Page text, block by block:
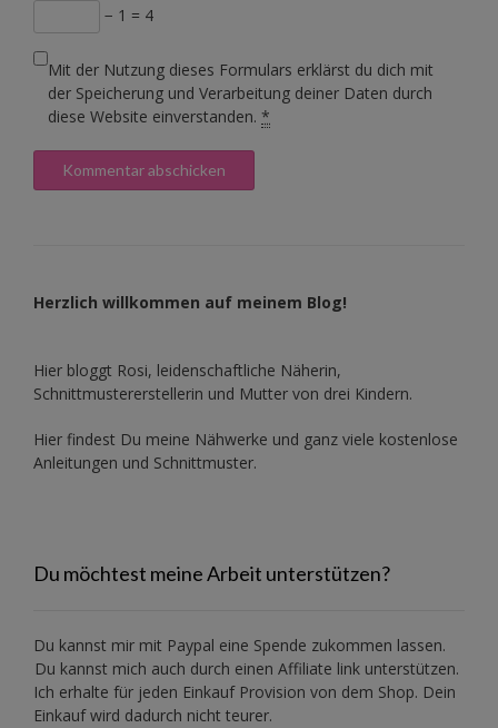
− 1 = 4
Mit der Nutzung dieses Formulars erklärst du dich mit
der Speicherung und Verarbeitung deiner Daten durch
diese Website einverstanden. *
Herzlich willkommen auf meinem Blog!
Hier bloggt Rosi, leidenschaftliche Näherin,
Schnittmustererstellerin und Mutter von drei Kindern.
Hier findest Du meine Nähwerke und ganz viele kostenlose
Anleitungen und Schnittmuster.
Du möchtest meine Arbeit unterstützen?
Du kannst mir mit Paypal eine Spende zukommen lassen.
Du kannst mich auch durch einen Affiliate link unterstützen.
Ich erhalte für jeden Einkauf Provision von dem Shop. Dein
Einkauf wird dadurch nicht teurer.